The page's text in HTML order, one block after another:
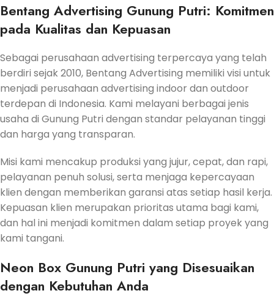
Bentang Advertising Gunung Putri: Komitmen
pada Kualitas dan Kepuasan
Sebagai perusahaan advertising terpercaya yang telah
berdiri sejak 2010, Bentang Advertising memiliki visi untuk
menjadi perusahaan advertising indoor dan outdoor
terdepan di Indonesia. Kami melayani berbagai jenis
usaha di Gunung Putri dengan standar pelayanan tinggi
dan harga yang transparan.
Misi kami mencakup produksi yang jujur, cepat, dan rapi,
pelayanan penuh solusi, serta menjaga kepercayaan
klien dengan memberikan garansi atas setiap hasil kerja.
Kepuasan klien merupakan prioritas utama bagi kami,
dan hal ini menjadi komitmen dalam setiap proyek yang
kami tangani.
Neon Box Gunung Putri yang Disesuaikan
dengan Kebutuhan Anda